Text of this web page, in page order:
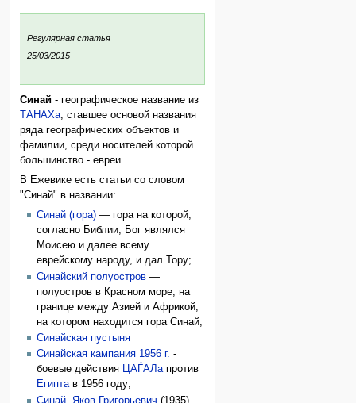
Перейти
навигации
Перейти
поиску
Регулярная статья
25/03/2015
Синай - географическое название из
ТАНАХа , ставшее основой названия
ряда географических объектов и
фамилии, среди носителей которой
большинство - евреи.
В Ежевике есть статьи со словом
"Синай" в названии:
Синай (гора)— гора на которой,
согласно Библии, Бог являлся
Моисею и далее всему
еврейскому народу, и дал Тору;
Синайский полуостров—
полуостров в Красном море, на
границе между Азией и Африкой,
на котором находится гора Синай;
Синайская пустыня
Синайская кампания 1956 г. -
боевые действия ЦАЃАЛапротив
Египтав 1956 году;
Синай, Яков Григорьевич (1935) —